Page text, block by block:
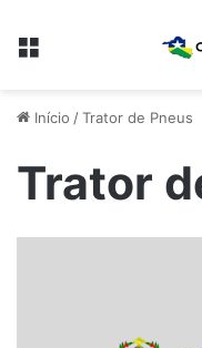
Menu
Início /Trator de Pneus
Trator